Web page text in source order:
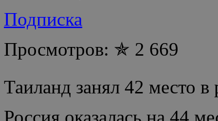
Подписка
Просмотров: ✯ 2 669
Таиланд занял 42 место
Россия оказалась на 44